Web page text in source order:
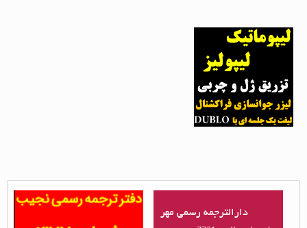
دارالترجمه رسمی مهر